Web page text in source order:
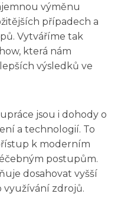
výměnu
případech a
Vytváříme tak
která nám
výsledků ve
jsou i dohody o
a technologií. To
k moderním
postupům.
dosahovat vyšší
využívání zdrojů.